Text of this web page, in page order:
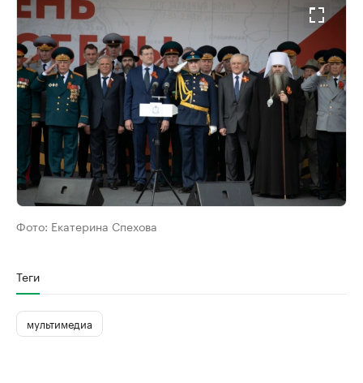
Фото: Екатерина Спехова
Теги
мультимедиа